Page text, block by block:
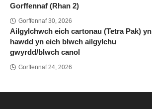
Gorffennaf (Rhan 2)
Gorffennaf 30, 2026
Ailgylchwch eich cartonau (Tetra Pak) yn
hawdd yn eich blwch ailgylchu
gwyrdd/blwch canol
Gorffennaf 24, 2026